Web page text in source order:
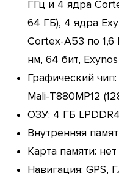
ГГц и 4 ядра
64 ГБ), 4 ядра
Cortex-A53 по 1,6
нм, 64 бит,
Графический
Mali-T880MP12
ОЗУ: 4 ГБ LPDDR4
Внутренняя
Карта памяти: нет
Навигация: GPS,